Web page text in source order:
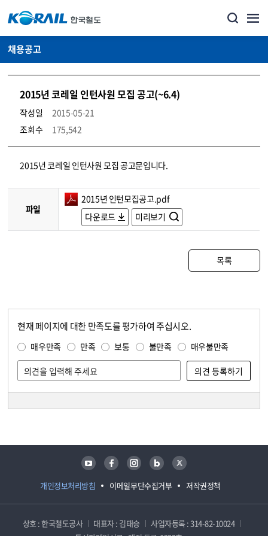
채용공고
2015년 코레일 인턴사원 모집 공고(~6.4)
작성일
2015-05-21
조회수
175,542
코레일소개_경영공시_채용공고 상세보기 – 내용, 파일, 담당자 연락처로 구성
2015년 코레일 인턴사원 모집 공고문입니다.
파일
2015년 인턴모집공고.pdf
다운로드
미리보기
목록
현재 페이지에 대한 만족도를 평가하여 주십시오.
매우만족 만족 보통 불만족 매우불만족
개인정보처리방침 이메일무단수집거부 저작권정책
유튜브 페이스북 인스타그램 블로그 트위터
상호 : 한국철도공사 대표자 : 김태승
사업자등록 : 314-82-10024